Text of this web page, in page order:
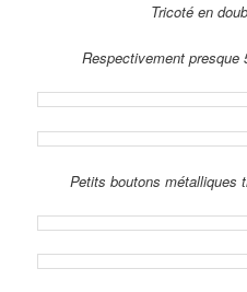
Tricoté en
Respectivement presque
Petits boutons métalliques